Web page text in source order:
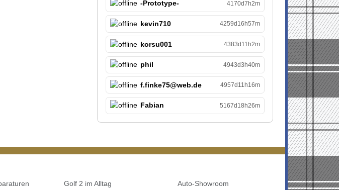
-Prototype- 4170d7h2m
kevin710 4259d16h57m
korsu001 4383d11h2m
phil 4943d3h40m
f.finke75@web.de 4957d11h16m
Fabian 5167d18h26m
Golf 2 im Alltag Auto-Showroom